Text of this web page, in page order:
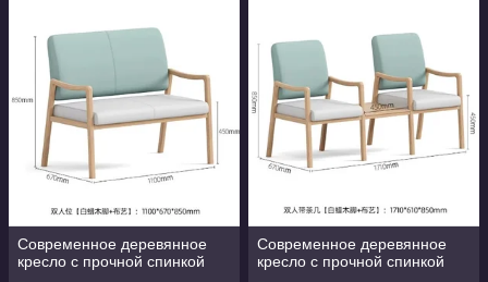
Современное деревянное
кресло с прочной спинкой
Современное деревянное
кресло с прочной спинкой